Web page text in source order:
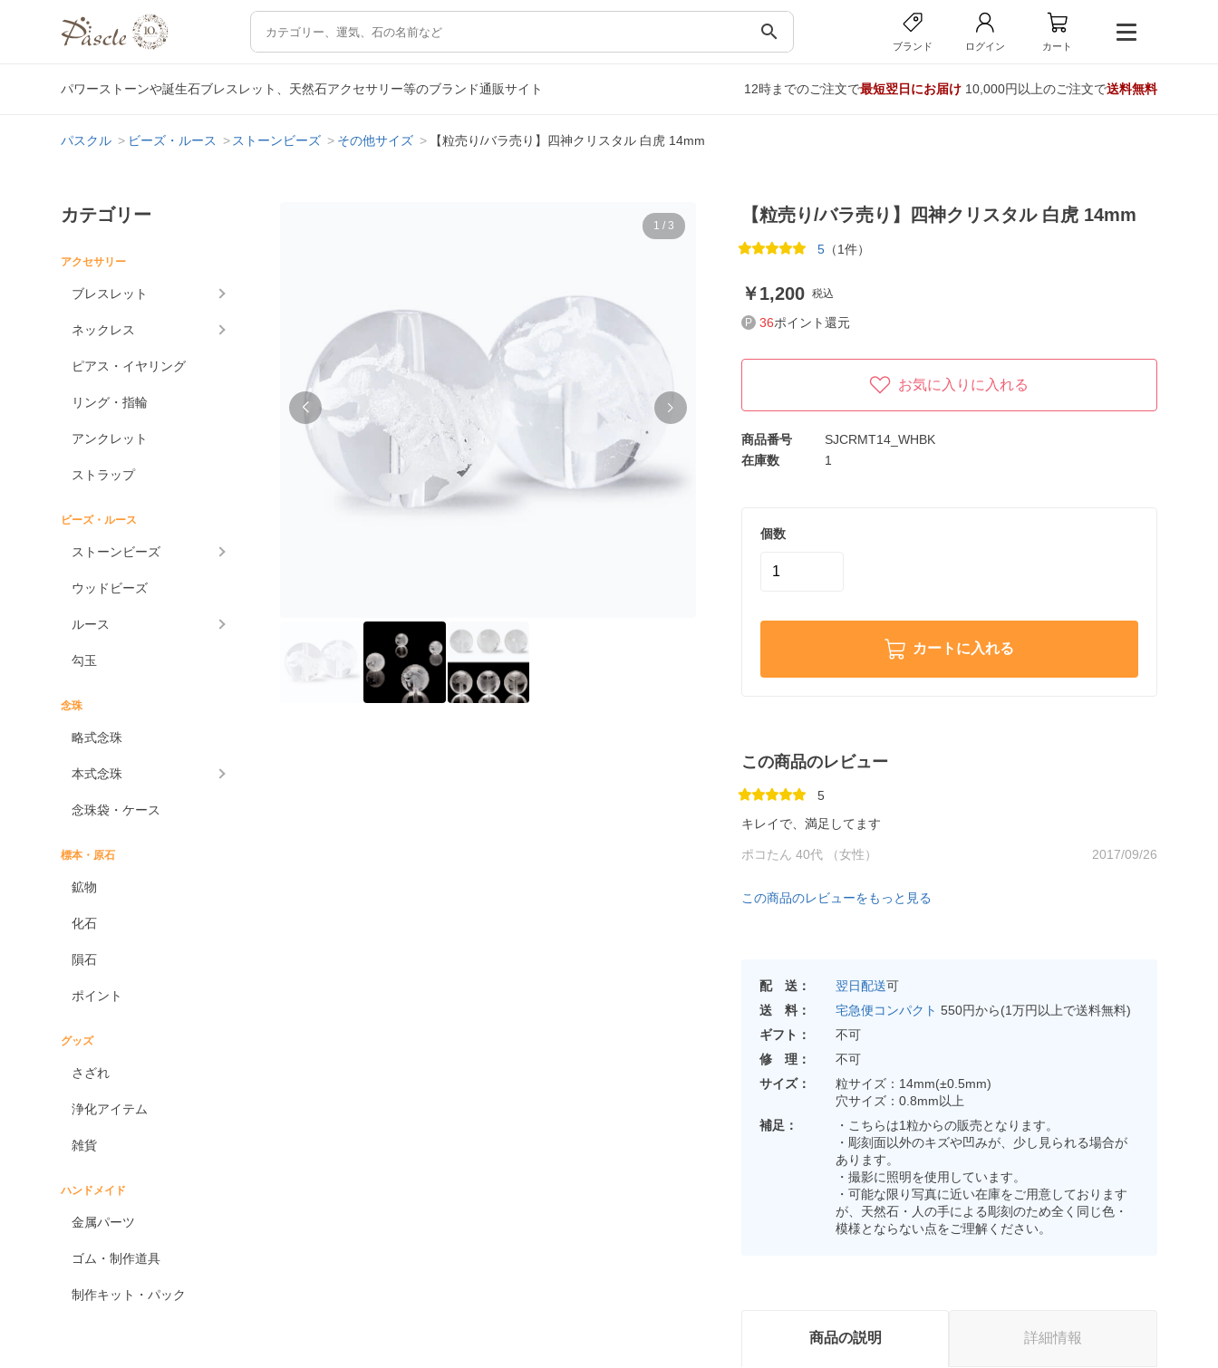
search
ブランド ログイン カート
パワーストーンや誕生石ブレスレット、天然石アクセサリー等のブランド通販サイト 12時までのご注文で最短翌日にお届け10,000円以上のご注文で送料無料
パスクル ビーズ・ルース ストーンビーズ その他サイズ 【粒売り/バラ売り】四神クリスタル 白虎 14mm
カテゴリー
アクセサリー
ブレスレット
ネックレス
ピアス・イヤリング
リング・指輪
アンクレット
ストラップ
ビーズ・ルース
ストーンビーズ
ウッドビーズ
ルース
勾玉
念珠
略式念珠
本式念珠
念珠袋・ケース
標本・原石
鉱物
化石
隕石
ポイント
グッズ
さざれ
浄化アイテム
雑貨
ハンドメイド
金属パーツ
ゴム・制作道具
制作キット・パック
1 / 3
【粒売り/バラ売り】四神クリスタル 白虎 14mm
5（1件）
1,200 税込
36ポイント還元
お気に入りに入れる
商品番号
SJCRMT14_WHBK
在庫数
1
個数
カートに入れる
この商品のレビュー
5
キレイで、満足してます
ポコたん 40代 （女性） 2017/09/26
この商品のレビューをもっと見る
配 送： 翌日配送可
送 料：
宅急便コンパクト 550円から(1万円以上で送料無料)
ギフト：
不可
修 理：
不可
サイズ：
粒サイズ：14mm(±0.5mm)
穴サイズ：0.8mm以上
補足：
・こちらは1粒からの販売となります。
・彫刻面以外のキズや凹みが、少し見られる場合が
あります。
・撮影に照明を使用しています。
・可能な限り写真に近い在庫をご用意しております
が、天然石・人の手による彫刻のため全く同じ色・
模様とならない点をご理解ください。
商品の説明 詳細情報